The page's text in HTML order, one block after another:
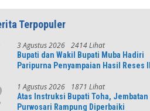
Terpopuler
3 Agustus 2026 2414 Lihat
Bupati dan Wakil Bupati Muba Hadiri
Paripurna Penyampaian Hasil Reses III
1 Agustus 2026 1871 Lihat
Atas Instruksi Bupati Toha, Jembatan
Purwosari Rampung Diperbaiki